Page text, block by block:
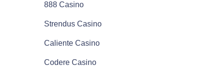
888 Casino
Strendus Casino
Caliente Casino
Codere Casino